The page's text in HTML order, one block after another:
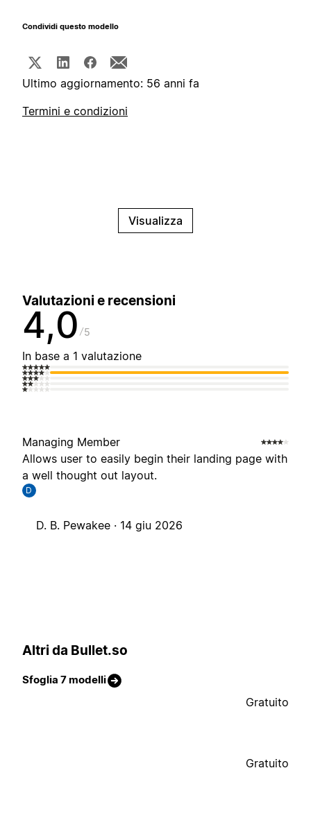
Condividi questo modello
Ultimo aggiornamento: 56 anni fa
Termini e condizioni
Visualizza
Valutazioni e recensioni
4,0 5
In base a 1 valutazione
Managing Member
Allows user to easily begin their landing page with
a well thought out layout.
D
D. B. Pewakee · 14 giu 2026
Altri da Bullet.so
Sfoglia 7 modelli
Gratuito
Gratuito